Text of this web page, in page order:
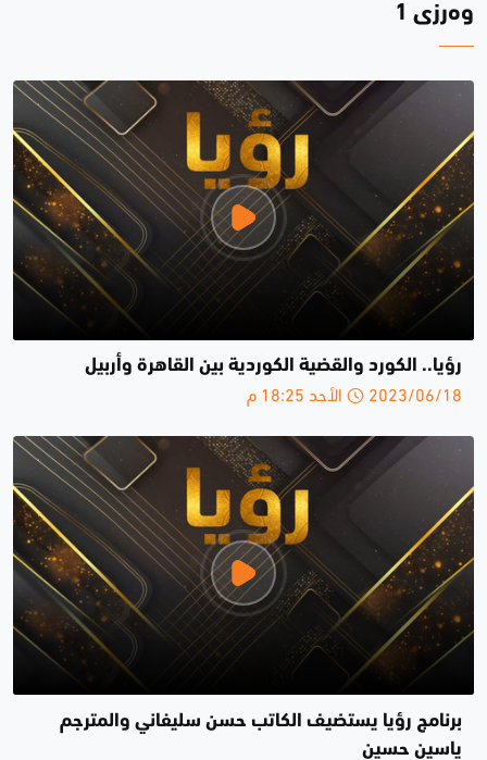
وەرزی 1
رؤيا.. الكورد والقضية الكوردية بين القاهرة وأربيل
2023/06/18 الأحد 18:25 م
برنامج رؤيا يستضيف الكاتب حسن سليفاني والمترجم
ياسين حسين